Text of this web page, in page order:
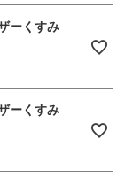
ーくすみ
ーくすみ